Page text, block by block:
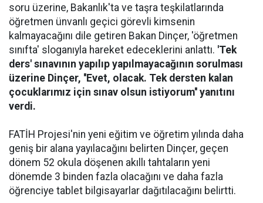
soru üzerine, Bakanlık'ta ve taşra teşkilatlarında
öğretmen ünvanlı geçici görevli kimsenin
kalmayacağını dile getiren Bakan Dinçer, 'öğretmen
sınıfta' sloganıyla hareket edeceklerini anlattı. 'Tek
ders' sınavının yapılıp yapılmayacağının sorulması
üzerine Dinçer, ''Evet, olacak. Tek dersten kalan
çocuklarımız için sınav olsun istiyorum'' yanıtını
verdi.
FATİH Projesi'nin yeni eğitim ve öğretim yılında daha
geniş bir alana yayılacağını belirten Dinçer, geçen
dönem 52 okula döşenen akıllı tahtaların yeni
dönemde 3 binden fazla olacağını ve daha fazla
öğrenciye tablet bilgisayarlar dağıtılacağını belirtti.